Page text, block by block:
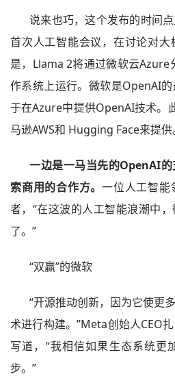
说来也巧，这个发布的时间
首次人工智能会议，在讨论对
是，Llama 2将通过微软云
作系统上运行。微软是OpenAI
于在Azure中提供OpenAI技术。
马逊AWS和 Hugging Face来提供
一边是一马当先的OpenAI
索商用的合作方。 一位人工智能
者，“在这波的人工智能浪潮中
了。”
“双赢”的微软
“开源推动创新，因为它使更
术进行构建。”Meta创始人CEO
写道，“我相信如果生态系统更
步。”